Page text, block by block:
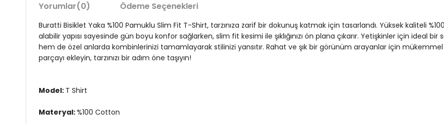
Yorumlar(0) Ödeme Seçenekleri
Buratti Bisiklet Yaka %100 Pamuklu Slim Fit T-Shirt, tarzınıza zarif bir dokunuş katmak için tasarlandı. Yüksek kaliteli
alabilir yapısı sayesinde gün boyu konfor sağlarken, slim fit kesimi ile şıklığınızı ön plana çıkarır. Yetişkinler için ideal
hem de özel anlarda kombinlerinizi tamamlayarak stilinizi yansıtır. Rahat ve şık bir görünüm arayanlar için
parçayı ekleyin, tarzınızı bir adım öne taşıyın!
Model: T Shirt
Materyal:%100 Cotton